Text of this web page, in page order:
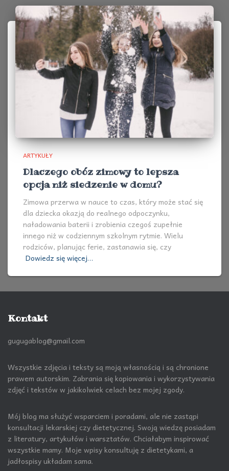
ARTYKUŁY
Dlaczego obóz zimowy to lepsza
opcja niż siedzenie w domu?
Zimowa przerwa w nauce to czas, który może stać się
dla dziecka okazją do realnego odpoczynku,
naładowania baterii i zrobienia czegoś zupełnie
innego niż w codziennym szkolnym rytmie. Wielu
rodziców, planując ferie, zastanawia się, czy
Dowiedz się więcej…
Kontakt
gugugablog@gmail.com
Wszystkie zdjęcia i teksty są moją własnością i są chronione
prawem autorskim. Zabrania się kopiowania i wykorzystywania
zdjęć i tekstów w jakikolwiek celach bez mojej zgody.
Mój blog ma służyć wsparciem i poradami, ale nie zastąpi
konsultacji lekarskiej czy dietetycznej. Swoją wiedzę posiadam
z literatury, artykułów i warsztatów. Chciałabym inspirować
wszystkie mamy. Moje wpisy konsultuję z dietetykami, a
jadłospisy układam sama.